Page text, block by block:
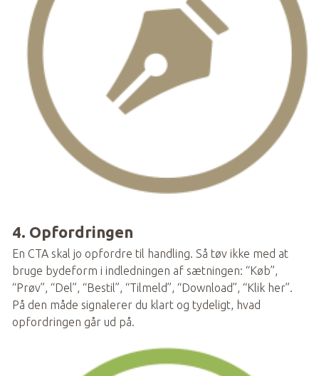
4. Opfordringen
En CTA skal jo opfordre til handling. Så tøv ikke med at
bruge bydeform i indledningen af sætningen: “Køb”,
“Prøv”, “Del”, “Bestil”, “Tilmeld”, “Download”, “Klik her”.
På den måde signalerer du klart og tydeligt, hvad
opfordringen går ud på.